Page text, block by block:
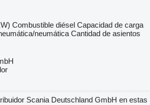
Combustible diésel Capacidad de carga
neumática Cantidad de asientos
Scania Deutschland GmbH en estas